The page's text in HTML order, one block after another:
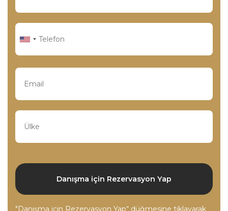
"Danışma için Rezervasyon Yap“ düğmesine tıklayarak